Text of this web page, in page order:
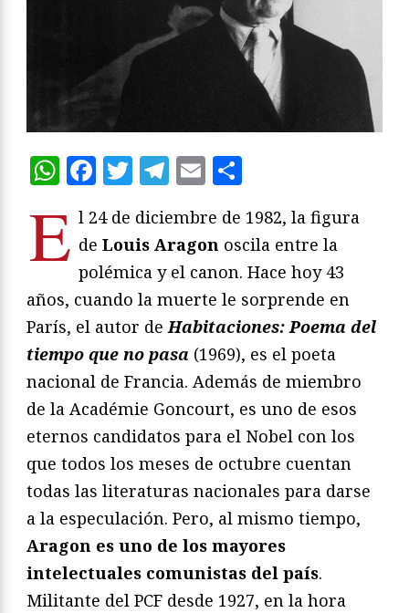
WhatsApp
Facebook
Twitter
Telegram
Email
E l 24 de diciembre de 1982, la figura
de Louis Aragon oscila entre la
polémica y el canon. Hace hoy 43
años, cuando la muerte le sorprende en
París, el autor deHabitaciones: Poema del
tiempo que no pasa (1969), es el poeta
nacional de Francia. Además de miembro
de la Académie Goncourt, es uno de esos
eternos candidatos para el Nobel con los
que todos los meses de octubre cuentan
todas las literaturas nacionales para darse
a la especulación. Pero, al mismo tiempo,
Aragon es uno de los mayores
intelectuales comunistas del país.
Militante del PCF desde 1927, en la hora